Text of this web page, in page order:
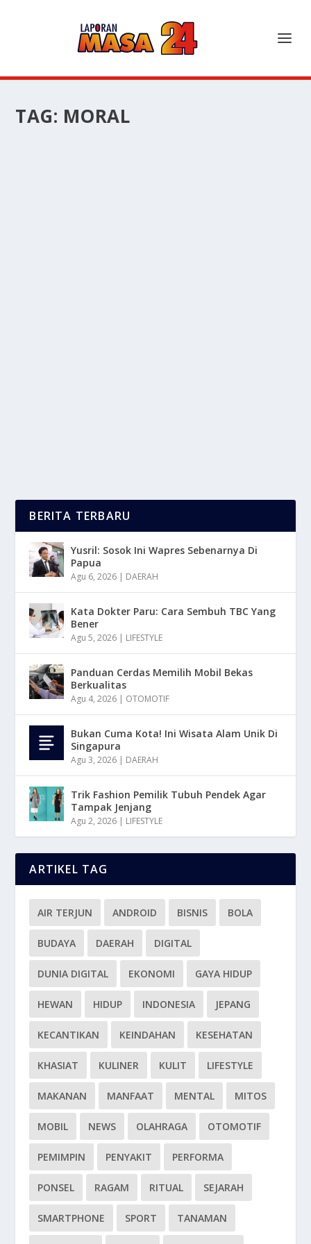
TAG: MORAL
BERITA TERBARU
Yusril: Sosok Ini Wapres Sebenarnya Di
Papua
Agu 6, 2026 | DAERAH
Kata Dokter Paru: Cara Sembuh TBC Yang
Bener
Agu 5, 2026 | LIFESTYLE
Panduan Cerdas Memilih Mobil Bekas
Berkualitas
Agu 4, 2026 | OTOMOTIF
Bukan Cuma Kota! Ini Wisata Alam Unik Di
Singapura
Agu 3, 2026 | DAERAH
Trik Fashion Pemilik Tubuh Pendek Agar
Tampak Jenjang
Agu 2, 2026 | LIFESTYLE
ARTIKEL TAG
AIR TERJUN ANDROID BISNIS BOLA
BUDAYA DAERAH DIGITAL
DUNIA DIGITAL EKONOMI GAYA HIDUP
HEWAN HIDUP INDONESIA JEPANG
KECANTIKAN KEINDAHAN KESEHATAN
KHASIAT KULINER KULIT LIFESTYLE
MAKANAN MANFAAT MENTAL MITOS
MOBIL NEWS OLAHRAGA OTOMOTIF
PEMIMPIN PENYAKIT PERFORMA
PONSEL RAGAM RITUAL SEJARAH
SMARTPHONE SPORT TANAMAN